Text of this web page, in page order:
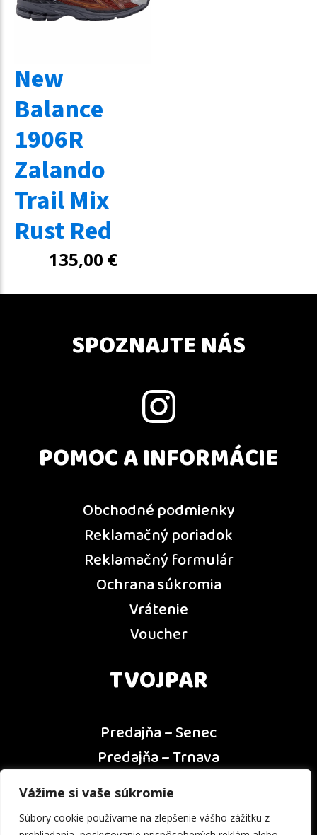
Vážime si vaše súkromie
Súbory cookie používame na zlepšenie vášho zážitku z
New
Balance
1906R
Zalando
Trail Mix
Rust Red
135,00 €
SPOZNAJTE NÁS
POMOC A INFORMÁCIE
Obchodné podmienky
Reklamačný poriadok
Reklamačný formulár
Ochrana súkromia
Vrátenie
Voucher
TVOJPAR
Predajňa – Senec
Predajňa – Trnava
Predajňa – Dunajská Streda
Predajňa – Nitra